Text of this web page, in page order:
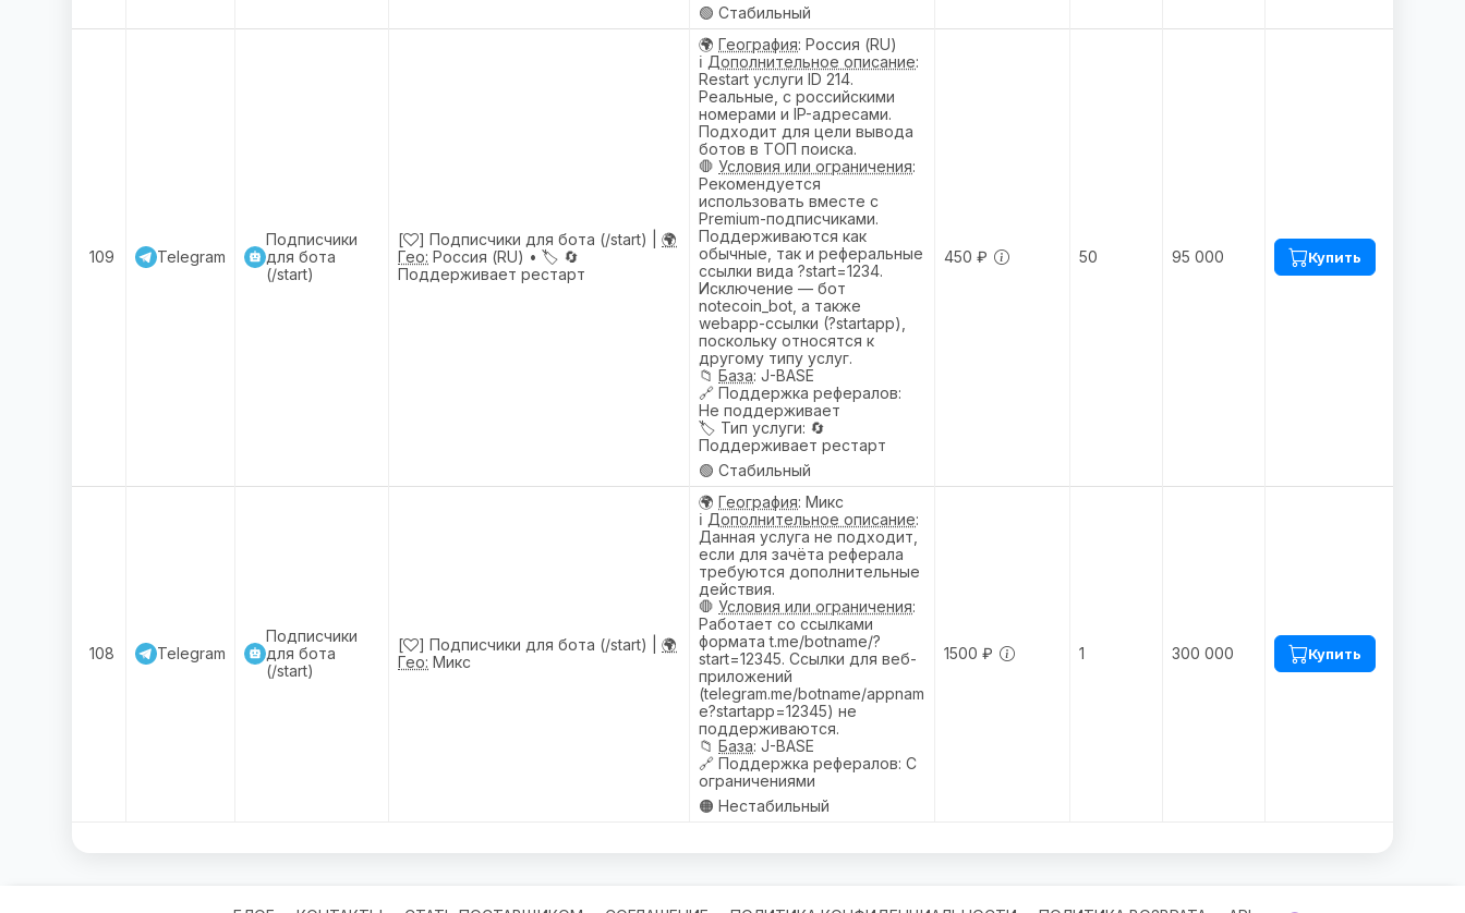
🟢 Стабильный
109 Telegram
Подписчики
для бота
(/start)
[ ] Подписчики для бота (/start) | 🌍
Гео: Россия (RU) • 🏷️ 🔄
Поддерживает рестарт
🌍 География: Россия (RU)
ℹ️ Дополнительное описание:
Restart услуги ID 214.
Реальные, с российскими
номерами и IP-адресами.
Подходит для цели вывода
ботов в ТОП поиска.
🛑 Условия или ограничения:
Рекомендуется
использовать вместе с
Premium-подписчиками.
Поддерживаются как
обычные, так и реферальные
ссылки вида ?start=1234.
Исключение — бот
notecoin_bot, а также
webapp-ссылки (?startapp),
поскольку относятся к
другому типу услуг.
📁 База: J-BASE
🔗 Поддержка рефералов:
Не поддерживает
🏷️ Тип услуги: 🔄
Поддерживает рестарт
🟢 Стабильный
450 ₽ 50 95 000 Купить
108 Telegram
Подписчики
для бота
(/start)
[ ] Подписчики для бота (/start) | 🌍
Гео: Микс
🌍 География: Микс
ℹ️ Дополнительное описание:
Данная услуга не подходит,
если для зачёта реферала
требуются дополнительные
действия.
🛑 Условия или ограничения:
Работает со ссылками
формата t.me/botname/?
start=12345. Ссылки для веб-
приложений
(telegram.me/botname/appnam
e?startapp=12345) не
поддерживаются.
📁 База: J-BASE
🔗 Поддержка рефералов: С
ограничениями
🟠 Нестабильный
1500 ₽ 1 300 000 Купить